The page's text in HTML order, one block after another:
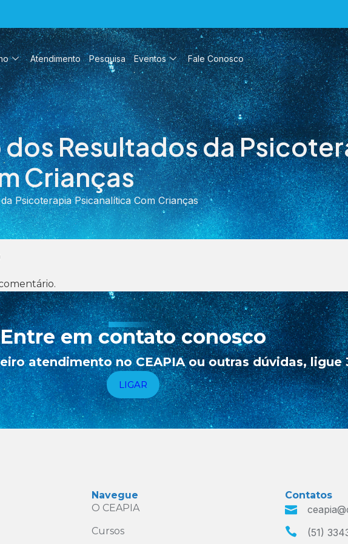
Atendimento Pesquisa Eventos Fale Conosco
Resultados da
Crianças
Psicoterapia Psicanalítica Com Crianças
Entre em contato conosco
atendimento no CEAPIA ou outras dúvidas, ligue
LIGAR
Navegue
O CEAPIA
Cursos
Contatos
(51)